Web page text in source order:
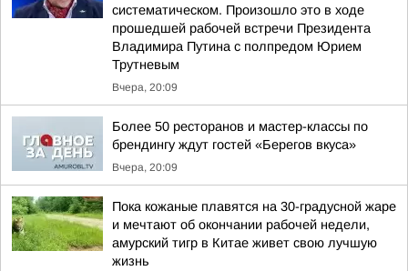
систематическом. Произошло это в ходе
прошедшей рабочей встречи Президента
Владимира Путина с полпредом Юрием
Трутневым
Вчера, 20:09
Более 50 ресторанов и мастер-классы по
брендингу ждут гостей «Берегов вкуса»
Вчера, 20:09
Пока кожаные плавятся на 30-градусной жаре
и мечтают об окончании рабочей недели,
амурский тигр в Китае живет свою лучшую
жизнь